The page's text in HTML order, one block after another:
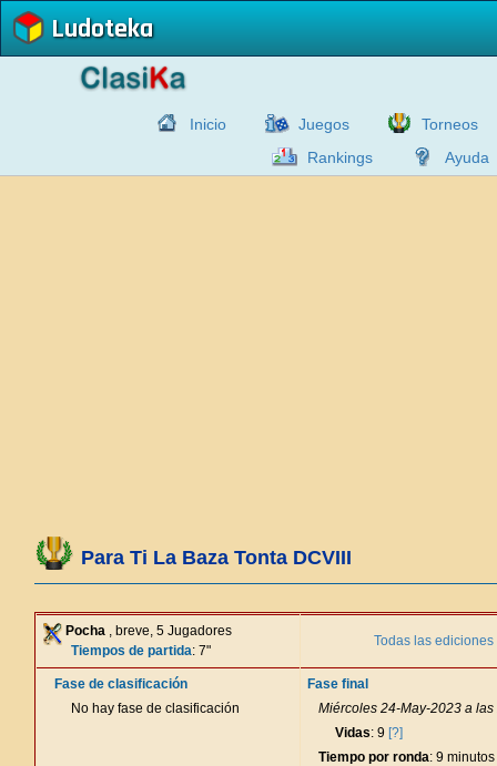
Ludoteka
Inicio Juegos
Torneos
Rankings
Ayuda
Para Ti La Baza Tonta DCVIII
Pocha , breve, 5 Jugadores
Tiempos de partida: 7"
Todas las
Fase de clasificación
No hay fase de clasificación
Fase final
Miércoles 24-May-2023 a las
Vidas: 9 [?]
Tiempo por ronda: 9 minutos